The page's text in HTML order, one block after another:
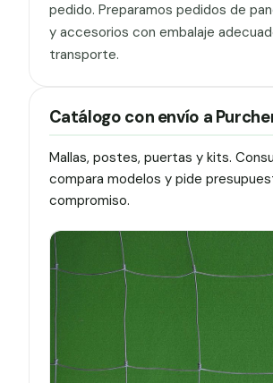
pedido. Preparamos pedidos de
y accesorios con embalaje
transporte.
Catálogo con envío a
Mallas, postes, puertas y kits.
compara modelos y pide
compromiso.